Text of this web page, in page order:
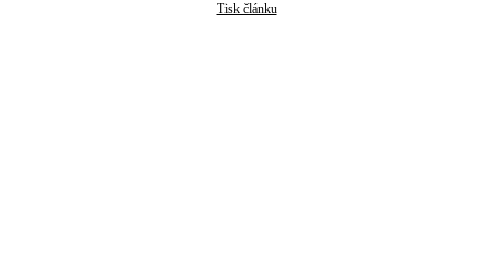
Tisk článku